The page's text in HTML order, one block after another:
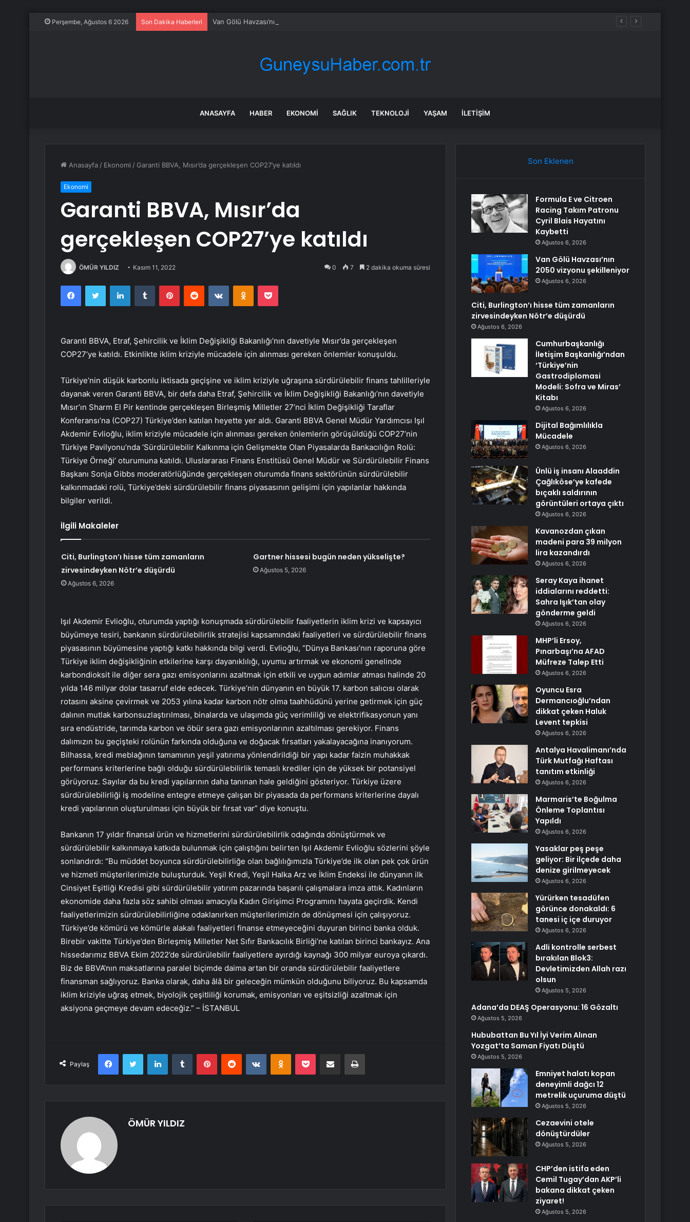
Perşembe, Ağustos 6 2026 Son Dakika Haberleri Van Gölü Havzası’nın 2050 vizyonu şekilleniyor
ANASAYFA HABER EKONOMI SAĞLIK TEKNOLOJI YAŞAM İLETIŞIM
Anasayfa / Ekonomi / Garanti BBVA, Mısır’da gerçekleşen COP27’ye katıldı
Ekonomi
Garanti BBVA, Mısır’da
gerçekleşen COP27’ye katıldı
ÖMÜR YILDIZ Kasım 11, 2022 0 7 2 dakika okuma süresi
FacebookTwitter LinkedInTumblr PinterestReddit VKontakteOdnoklassniki
Pocket
Garanti BBVA, Etraf, Şehircilik ve İklim Değişikliği Bakanlığı’nın davetiyle Mısır’da gerçekleşen
COP27’ye katıldı. Etkinlikte iklim kriziyle mücadele için alınması gereken önlemler konuşuldu.
Türkiye’nin düşük karbonlu iktisada geçişine ve iklim kriziyle uğraşına sürdürülebilir finans tahlilleriyle
dayanak veren Garanti BBVA, bir defa daha Etraf, Şehircilik ve İklim Değişikliği Bakanlığı’nın davetiyle
Mısır’ın Sharm El Pir kentinde gerçekleşen Birleşmiş Milletler 27’nci İklim Değişikliği Taraflar
Konferansı’na (COP27) Türkiye’den katılan heyette yer aldı. Garanti BBVA Genel Müdür Yardımcısı Işıl
Akdemir Evlioğlu, iklim kriziyle mücadele için alınması gereken önlemlerin görüşüldüğü COP27’nin
Türkiye Pavilyonu’nda ‘Sürdürülebilir Kalkınma için Gelişmekte Olan Piyasalarda Bankacılığın Rolü:
Türkiye Örneği’ oturumuna katıldı. Uluslararası Finans Enstitüsü Genel Müdür ve Sürdürülebilir Finans
Başkanı Sonja Gibbs moderatörlüğünde gerçekleşen oturumda finans sektörünün sürdürülebilir
kalkınmadaki rolü, Türkiye’deki sürdürülebilir finans piyasasının gelişimi için yapılanlar hakkında
bilgiler verildi.
İlgili Makaleler
Citi, Burlington’ı hisse tüm zamanların
zirvesindeyken Nötr’e düşürdü
Ağustos 6, 2026
Gartner hissesi bugün neden yükselişte?
Ağustos 5, 2026
Işıl Akdemir Evlioğlu, oturumda yaptığı konuşmada sürdürülebilir faaliyetlerin iklim krizi ve kapsayıcı
büyümeye tesiri, bankanın sürdürülebilirlik stratejisi kapsamındaki faaliyetleri ve sürdürülebilir finans
piyasasının büyümesine yaptığı katkı hakkında bilgi verdi. Evlioğlu, “Dünya Bankası’nın raporuna göre
Türkiye iklim değişikliğinin etkilerine karşı dayanıklılığı, uyumu artırmak ve ekonomi genelinde
karbondioksit ile diğer sera gazı emisyonlarını azaltmak için etkili ve uygun adımlar atması halinde 20
yılda 146 milyar dolar tasarruf elde edecek. Türkiye’nin dünyanın en büyük 17. karbon salıcısı olarak
rotasını aksine çevirmek ve 2053 yılına kadar karbon nötr olma taahhüdünü yerine getirmek için güç
dalının mutlak karbonsuzlaştırılması, binalarda ve ulaşımda güç verimliliği ve elektrifikasyonun yanı
sıra endüstride, tarımda karbon ve öbür sera gazı emisyonlarının azaltılması gerekiyor. Finans
dalımızın bu geçişteki rolünün farkında olduğuna ve doğacak fırsatları yakalayacağına inanıyorum.
Bilhassa, kredi meblağının tamamının yeşil yatırıma yönlendirildiği bir yapı kadar faizin muhakkak
performans kriterlerine bağlı olduğu sürdürülebilirlik temaslı krediler için de yüksek bir potansiyel
görüyoruz. Sayılar da bu kredi yapılarının daha tanınan hale geldiğini gösteriyor. Türkiye üzere
sürdürülebilirliği iş modeline entegre etmeye çalışan bir piyasada da performans kriterlerine dayalı
kredi yapılarının oluşturulması için büyük bir fırsat var” diye konuştu.
Bankanın 17 yıldır finansal ürün ve hizmetlerini sürdürülebilirlik odağında dönüştürmek ve
sürdürülebilir kalkınmaya katkıda bulunmak için çalıştığını belirten Işıl Akdemir Evlioğlu sözlerini şöyle
sonlandırdı: “Bu müddet boyunca sürdürülebilirliğe olan bağlılığımızla Türkiye’de ilk olan pek çok ürün
ve hizmeti müşterilerimizle buluşturduk. Yeşil Kredi, Yeşil Halka Arz ve İklim Endeksi ile dünyanın ilk
Cinsiyet Eşitliği Kredisi gibi sürdürülebilir yatırım pazarında başarılı çalışmalara imza attık. Kadınların
ekonomide daha fazla söz sahibi olması amacıyla Kadın Girişimci Programını hayata geçirdik. Kendi
faaliyetlerimizin sürdürülebilirliğine odaklanırken müşterilerimizin de dönüşmesi için çalışıyoruz.
Türkiye’de kömürü ve kömürle alakalı faaliyetleri finanse etmeyeceğini duyuran birinci banka olduk.
Birebir vakitte Türkiye’den Birleşmiş Milletler Net Sıfır Bankacılık Birliği’ne katılan birinci bankayız. Ana
hissedarımız BBVA Ekim 2022’de sürdürülebilir faaliyetlere ayırdığı kaynağı 300 milyar euroya çıkardı.
Biz de BBVA’nın maksatlarına paralel biçimde daima artan bir oranda sürdürülebilir faaliyetlere
finansman sağlıyoruz. Banka olarak, daha âlâ bir geleceğin mümkün olduğunu biliyoruz. Bu kapsamda
iklim kriziyle uğraş etmek, biyolojik çeşitliliği korumak, emisyonları ve eşitsizliği azaltmak için
aksiyona geçmeye devam edeceğiz.” – İSTANBUL
Paylaş
FacebookTwitter LinkedInTumblr PinterestReddit VKontakteOdnoklassniki
Pocket E-Posta ile paylaş Yazdır
ÖMÜR YILDIZ
Son Eklenen
Formula E ve Citroen
Racing Takım Patronu
Cyril Blais Hayatını
Kaybetti
Ağustos 6, 2026
Van Gölü Havzası’nın
2050 vizyonu şekilleniyor
Ağustos 6, 2026
Citi, Burlington’ı hisse tüm zamanların
zirvesindeyken Nötr’e düşürdü
Ağustos 6, 2026
Cumhurbaşkanlığı
İletişim Başkanlığı’ndan
‘Türkiye’nin
Gastrodiplomasi
Modeli: Sofra ve Miras’
Kitabı
Ağustos 6, 2026
Dijital Bağımlılıkla
Mücadele
Ağustos 6, 2026
Ünlü iş insanı Alaaddin
Çağlıköse’ye kafede
bıçaklı saldırının
görüntüleri ortaya çıktı
Ağustos 6, 2026
Kavanozdan çıkan
madeni para 39 milyon
lira kazandırdı
Ağustos 6, 2026
Seray Kaya ihanet
iddialarını reddetti:
Sahra Işık’tan olay
gönderme geldi
Ağustos 6, 2026
MHP’li Ersoy,
Pınarbaşı’na AFAD
Müfreze Talep Etti
Ağustos 6, 2026
Oyuncu Esra
Dermancıoğlu’ndan
dikkat çeken Haluk
Levent tepkisi
Ağustos 6, 2026
Antalya Havalimanı’nda
Türk Mutfağı Haftası
tanıtım etkinliği
Ağustos 6, 2026
Marmaris’te Boğulma
Önleme Toplantısı
Yapıldı
Ağustos 6, 2026
Yasaklar peş peşe
geliyor: Bir ilçede daha
denize girilmeyecek
Ağustos 6, 2026
Yürürken tesadüfen
görünce donakaldı: 6
tanesi iç içe duruyor
Ağustos 6, 2026
Adli kontrolle serbest
bırakılan Blok3:
Devletimizden Allah razı
olsun
Ağustos 5, 2026
Adana’da DEAŞ Operasyonu: 16 Gözaltı
Ağustos 5, 2026
Hububattan Bu Yıl İyi Verim Alınan
Yozgat’ta Saman Fiyatı Düştü
Ağustos 5, 2026
Emniyet halatı kopan
deneyimli dağcı 12
metrelik uçuruma düştü
Ağustos 5, 2026
Cezaevini otele
dönüştürdüler
Ağustos 5, 2026
CHP’den istifa eden
Cemil Tugay’dan AKP’li
bakana dikkat çeken
ziyaret!
Ağustos 5, 2026